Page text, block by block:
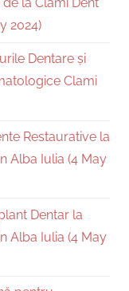
la Clami Dent
2024)
Dentare și
Clami
Restaurative la
Alba Iulia (4 May
Dentar la
Alba Iulia (4 May